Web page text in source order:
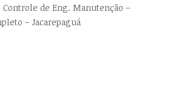
Controle de Eng. Manutenção –
– Jacarepaguá